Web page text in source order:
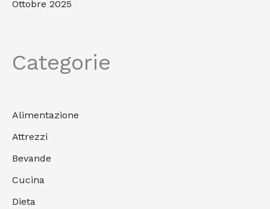
Ottobre 2025
Categorie
Alimentazione
Attrezzi
Bevande
Cucina
Dieta